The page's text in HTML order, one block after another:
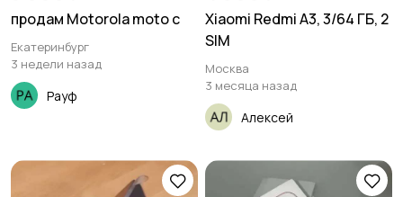
продам Motorola moto c
Екатеринбург
3 недели назад
Рауф
Xiaomi Redmi A3, 3/64 ГБ, 2
SIM
Москва
3 месяца назад
Алексей